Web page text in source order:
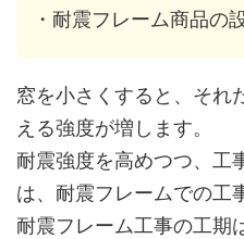
・耐震フレーム商品の
窓を小さくすると、それ
える強度が増します。
耐震強度を高めつつ、工
は、耐震フレームでの工
耐震フレーム工事の工期